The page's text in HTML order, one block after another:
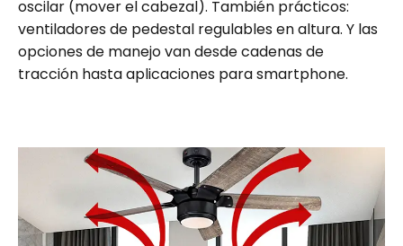
oscilar (mover el cabezal). También prácticos:
ventiladores de pedestal regulables en altura. Y las
opciones de manejo van desde cadenas de
tracción hasta aplicaciones para smartphone.